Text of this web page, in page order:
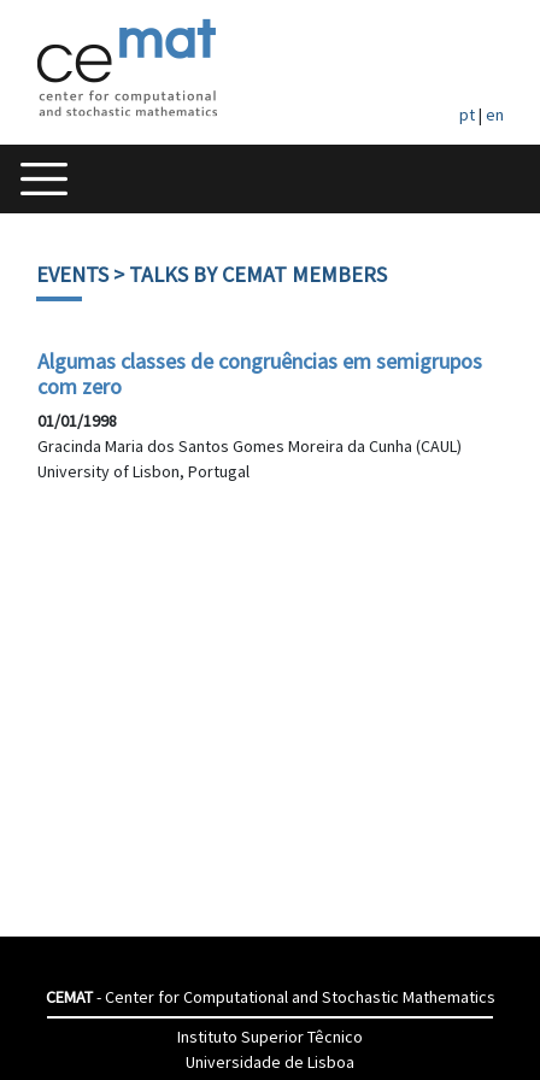
pt| en
EVENTS> TALKS BY CEMAT MEMBERS
Algumas classes de congruências em semigrupos
com zero
01/01/1998
Gracinda Maria dos Santos Gomes Moreira da Cunha (CAUL)
University of Lisbon, Portugal
CEMAT- Center for Computational and Stochastic Mathematics
Instituto Superior Têcnico
Universidade de Lisboa